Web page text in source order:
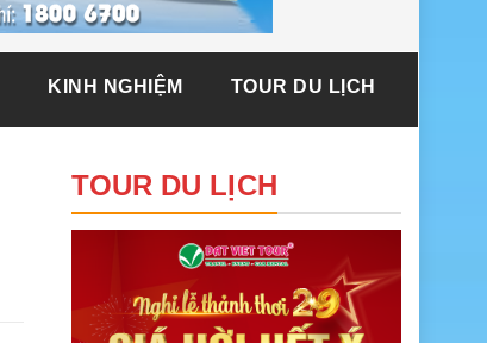
KINH NGHIỆM TOUR DU LỊCH
TOUR DU LỊCH